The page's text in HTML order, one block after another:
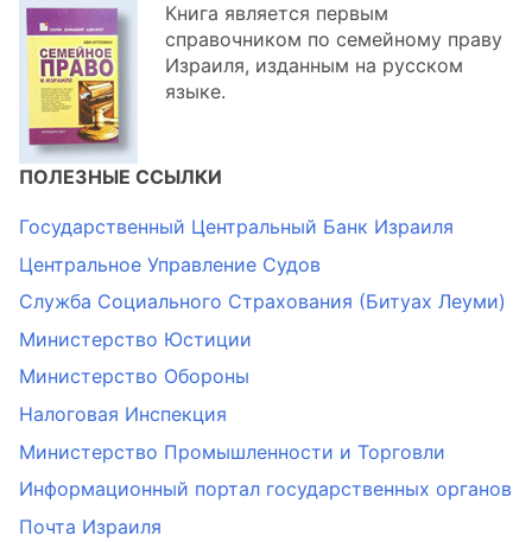
Книга является первым
справочником по семейному праву
Израиля, изданным на русском
языке.
ПОЛЕЗНЫЕ ССЫЛКИ
Государственный Центральный Банк Израиля
Центральное Управление Судов
Служба Социального Страхования (Битуах Леуми)
Министерство Юстиции
Министерство Обороны
Налоговая Инспекция
Министерство Промышленности и Торговли
Информационный портал государственных органов
Почта Израиля